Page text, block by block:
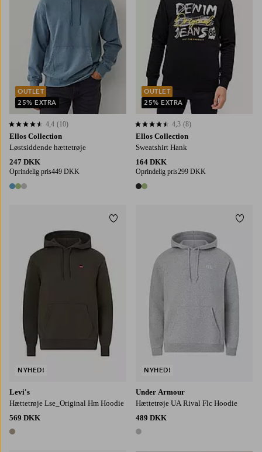
Ellos Collection
Løstsiddende hættetrøje
247 DKK
Oprindelig pris449 DKK
3 farver
4,4 baseret på 10 bedømmelser
4,4 (10)
OUTLET
25% EXTRA
Ellos Collection
Sweatshirt Hank
164 DKK
Oprindelig pris299 DKK
2 farver
4,3 baseret på 8 bedømmelser
4,3 (8)
OUTLET
25% EXTRA
Levi's
Hættetrøje Lse_Original Hm Hoodie
569 DKK
1 farve
NYHED!
Tilføj til favoritter
Under Armour
Hættetrøje UA Rival Flc Hoodie
489 DKK
1 farve
NYHED!